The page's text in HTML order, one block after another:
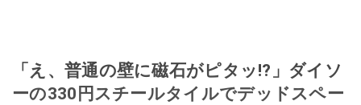
「え、普通の壁に磁石がピタッ!?」ダイソ
ーの330円スチールタイルでデッドスペー